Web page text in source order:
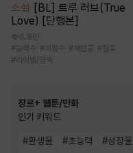
소설 [BL] 트루 러브(True
Love) [단행본]
6.8만
#능력수 #까칠수 # 재벌공 #질투
#라이벌/앙숙
장르+ 웹툰/만화
인기 키워드
#환생물 #초능력 #성장물